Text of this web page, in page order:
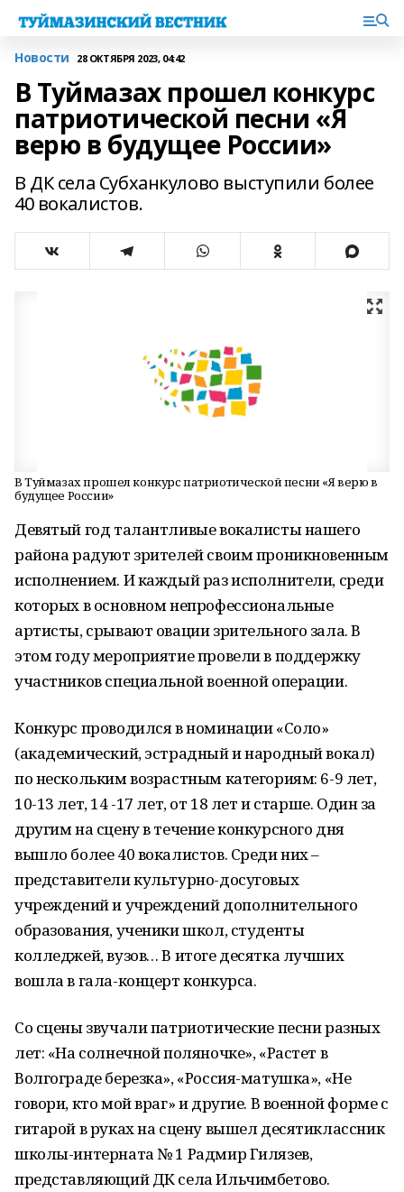
Новости 28 ОКТЯБРЯ 2023, 04:42
В Туймазах прошел конкурс
патриотической песни «Я
верю в будущее России»
В ДК села Субханкулово выступили более
40 вокалистов.
В Туймазах прошел конкурс патриотической песни «Я верю в
будущее России»
Девятый год талантливые вокалисты нашего
района радуют зрителей своим проникновенным
исполнением. И каждый раз исполнители, среди
которых в основном непрофессиональные
артисты, срывают овации зрительного зала. В
этом году мероприятие провели в поддержку
участников специальной военной операции.
Конкурс проводился в номинации «Соло»
(академический, эстрадный и народный вокал)
по нескольким возрастным категориям: 6-9 лет,
10-13 лет, 14 -17 лет, от 18 лет и старше. Один за
другим на сцену в течение конкурсного дня
вышло более 40 вокалистов. Среди них –
представители культурно-досуговых
учреждений и учреждений дополнительного
образования, ученики школ, студенты
колледжей, вузов… В итоге десятка лучших
вошла в гала-концерт конкурса.
Со сцены звучали патриотические песни разных
лет: «На солнечной поляночке», «Растет в
Волгограде березка», «Россия-матушка», «Не
говори, кто мой враг» и другие. В военной форме с
гитарой в руках на сцену вышел десятиклассник
школы-интерната № 1 Радмир Гилязев,
представляющий ДК села Ильчимбетово.